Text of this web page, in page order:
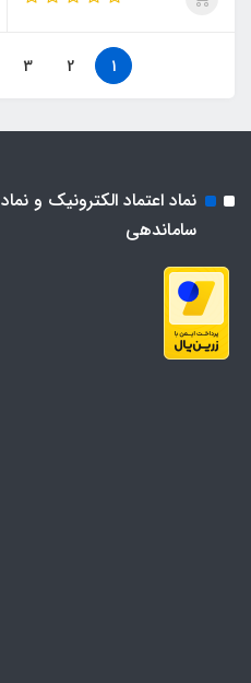
1
2
3
نماد اعتماد الکترونیک و نماد
ساماندهی